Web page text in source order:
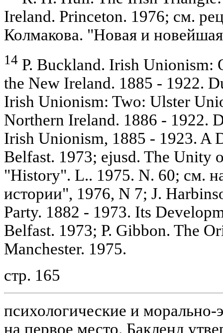
Ireland. Princeton. 1976; см.
Колмакова. "Новая и
14 P. Buckland. Irish Unionism:
the New Ireland. 1885 - 1922.
Irish Unionism: Two: Ulster
Northern Ireland. 1886 - 1922.
Irish Unionism, 1885 - 1923. A
Belfast. 1973; ejusd. The Unity
"History". L.. 1975. N. 60; см.
истории", 1976, N 7; J.
Party. 1882 - 1973. Its
Belfast. 1973; P. Gibbon. The
Manchester. 1975.
стр. 165
психологические и морально-
на первое место. Бакленд